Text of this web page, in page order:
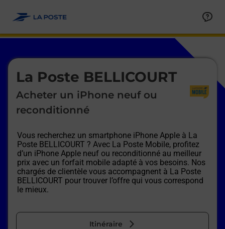
La Poste BELLICOURT
Acheter un iPhone neuf ou
reconditionné
Vous recherchez un smartphone iPhone Apple à La
Poste BELLICOURT ? Avec La Poste Mobile, profitez
d’un iPhone Apple neuf ou reconditionné au meilleur
prix avec un forfait mobile adapté à vos besoins. Nos
chargés de clientèle vous accompagnent à La Poste
BELLICOURT pour trouver l’offre qui vous correspond
le mieux.
Itinéraire
Le lien s'ouvre dans un nouvel onglet